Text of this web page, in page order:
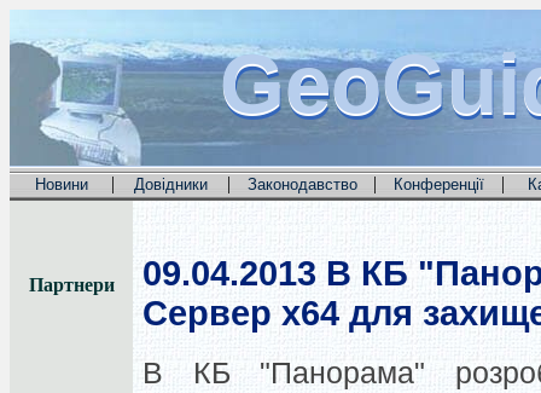
Новини | Довідники | Законодавство | Конференції |
Партнери 09.04.2013 В КБ
Сервер x64 для
В КБ "Панорама"